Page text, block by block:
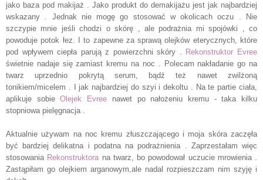
jako baza pod makijaż . Jako produkt do demakijażu jest jak najbardziej
wskazany . Jednak nie mogę go stosować w okolicach oczu . Nie
szczypie mnie jeśli chodzi o skórę , ale podrażnia mi spojówki , co
powoduje potok łez. I to zapewne za sprawą olejków eterycznych, które
pod wpływem ciepła parują z powierzchni skóry . Rekonstruktor Evree
świetnie nadaje się zamiast kremu na noc . Polecam nakładanie go na
twarz uprzednio pokrytą serum, bądź też nawet zwilżoną
tonikiem/micelem . I jak najbardziej do szyi i dekoltu . Na te partie ciała,
aplikuje sobieOlejek Evree nawet po nałożeniu kremu - taka kilku
stopniowa pielęgnacja .
Aktualnie używam na noc kremu złuszczającego i moja skóra zaczęła
być bardziej delikatna i podatna na podrażnienia . Zaprzestałam więc
stosowania Rekonstruktora na twarz, bo powodował uczucie mrowienia .
Zastąpiłam go olejkiem arganowym,ale nadal rozpieszczam nim szyję i